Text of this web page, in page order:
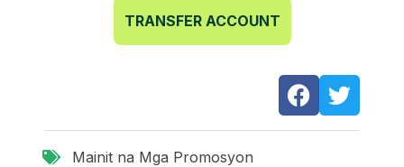
TRANSFER ACCOUNT
Mainit na Mga Promosyon